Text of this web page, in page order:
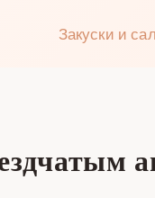
Закуски и